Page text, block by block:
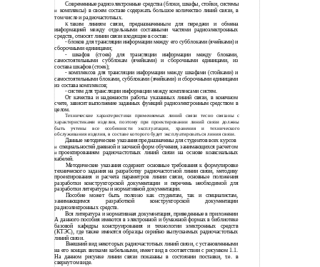
Современные радиоэлектронные средства (блоки, шкафы, стойки, системы
и комплексы) в своем составе содержать большое количество линий связи, в
том числе и радиочастотных.
К таким линиям связи, предназначенным для передачи и обмена
информацией между отдельными составными частями радиоэлектронных
средств, относят линии связи входящие в состав:
- блоков для трансляции информации между его субблоками (ячейками) и
сборочными единицами;
- шкафов (стоек) для трансляции информации между блоками,
самостоятельными субблокам (ячейками) и сборочными единицами, из
состава шкафов (стоек);
- комплексов для трансляции информации между шкафами (стойками) и
самостоятельными блоками, субблоками (ячейками) и сборочными единицами
из состава комплексов;
- систем для трансляции информации между комплексами систем.
От качества и надежности работы указанных линий связи, в конечном
счете, зависит выполнение заданных функций радиоэлектронным средством в
целом.
Технические характеристики применяемых линий связи тесно связаны с
характеристиками изделия, поэтому при проектировании линий связи должны
быть учтены все особенности эксплуатации, хранения и технического
обслуживания изделия, в составе которого будет эксплуатироваться линия связи.
Данные методические указания предназначены для студентов всех курсов
и специальностей дневной и заочной форм обучения, занимающихся расчетом
и проектированием радиочастотных линий связи на основе коаксиальных
кабелей.
Методические указания содержит основные требования к формулировке
технического задания на разработку радиочастотной линии связи, методику
проектирования и расчета параметров линии связи, основные положения
разработки конструкторской документации и перечень необходимой для
разработки литературы и нормативной документации.
Пособие может быть полезно как студентам, так и специалистам,
занимающимся разработкой конструкторской документации
радиоэлектронных средств.
Вся литература и нормативная документация, приведенные в приложении
А данного пособия имеются в электронной и бумажной формах в библиотеке
базовой кафедры конструирования и технологии электронных средств
(КТЭС), где также имеются образцы серийно выпускаемых радиочастотных
линий связи.
Внешний вид некоторых радиочастотных линий связи, с установленными
на его концах вилками кабельными, имеет вид в соответствии с рисунком 1.1.
На данном рисунке линии связи показаны в состоянии поставки, т.е. в
свернутом виде.